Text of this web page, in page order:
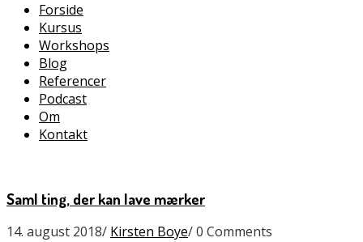
Forside
Kursus
Workshops
Blog
Referencer
Podcast
Om
Kontakt
Saml ting, der kan lave mærker
14. august 2018/ Kirsten Boye/0 Comments